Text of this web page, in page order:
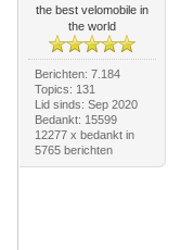
the best velomobile in
the world
Berichten: 7.184
Topics: 131
Lid sinds: Sep 2020
Bedankt: 15599
12277 x bedankt in
5765 berichten